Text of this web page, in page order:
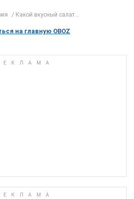
Какой вкусный салат...
на главную OBOZ